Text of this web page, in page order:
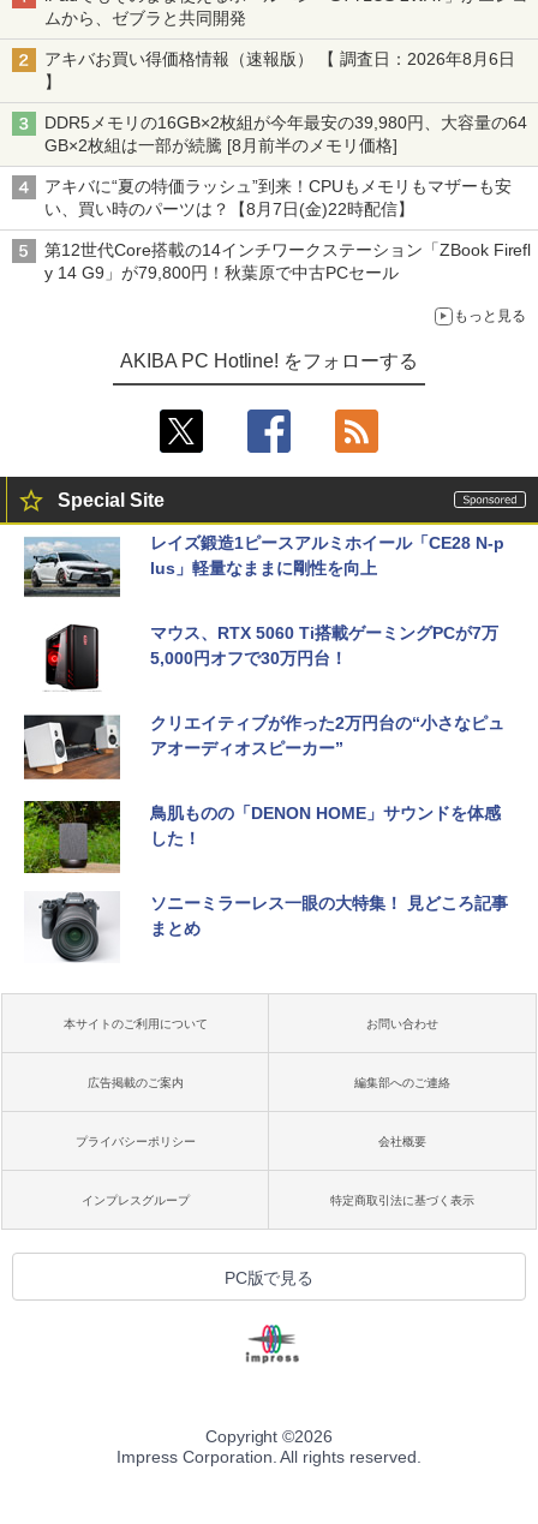
ムから、ゼブラと共同開発
アキバお買い得価格情報（速報版） 【 調査日：2026年8月6日
】
DDR5メモリの16GB×2枚組が今年最安の39,980円、大容量の64
GB×2枚組は一部が続騰 [8月前半のメモリ価格]
アキバに“夏の特価ラッシュ”到来！CPUもメモリもマザーも安
い、買い時のパーツは？【8月7日(金)22時配信】
第12世代Core搭載の14インチワークステーション「ZBook Firefl
y 14 G9」が79,800円！秋葉原で中古PCセール
もっと見る
AKIBA PC Hotline! をフォローする
Special Site
レイズ鍛造1ピースアルミホイール「CE28 N-p
lus」軽量なままに剛性を向上
マウス、RTX 5060 Ti搭載ゲーミングPCが7万
5,000円オフで30万円台！
クリエイティブが作った2万円台の“小さなピュ
アオーディオスピーカー”
鳥肌ものの「DENON HOME」サウンドを体感
した！
ソニーミラーレス一眼の大特集！ 見どころ記事
まとめ
本サイトのご利用について お問い合わせ
広告掲載のご案内 編集部へのご連絡
プライバシーポリシー 会社概要
インプレスグループ 特定商取引法に基づく表示
PC版で見る
Copyright ©2026
Impress Corporation. All rights reserved.